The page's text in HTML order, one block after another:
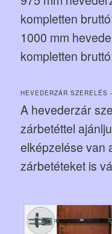
kompletten
1000 mm
kompletten
HEVEDERZÁR SZERELÉS
A hevederzár
zárbetéttel
elképzelése van
zárbetéteket is